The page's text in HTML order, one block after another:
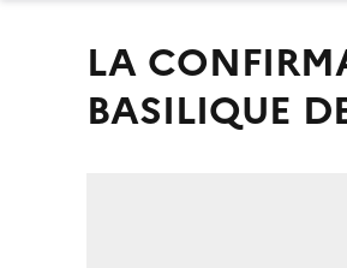
LA CONFIRMATION PAR UN EVEQUE GREC DANS LA
BASILIQUE